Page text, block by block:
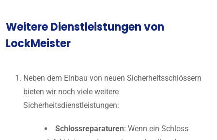
Weitere Dienstleistungen von
LockMeister
Neben dem Einbau von neuen Sicherheitsschlössern
bieten wir noch viele weitere
Sicherheitsdienstleistungen:
Schlossreparaturen: Wenn ein Schloss